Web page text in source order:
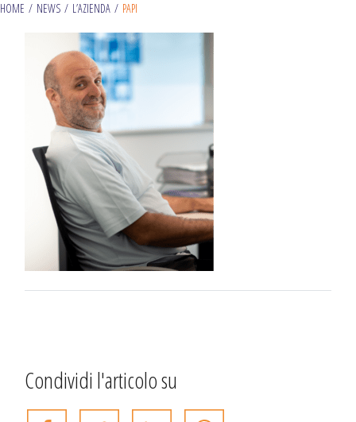
HOME / NEWS / L’AZIENDA / PAPI
Condividi l'articolo su